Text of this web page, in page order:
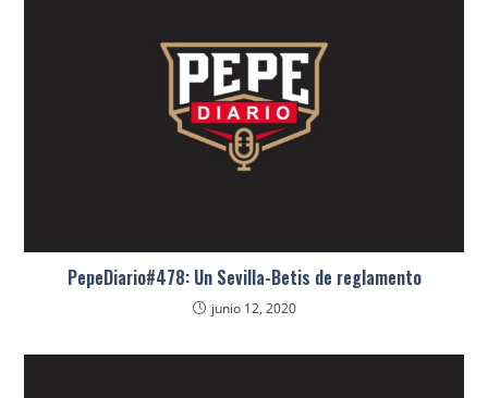
PepeDiario#478: Un Sevilla-Betis de reglamento
junio 12, 2020